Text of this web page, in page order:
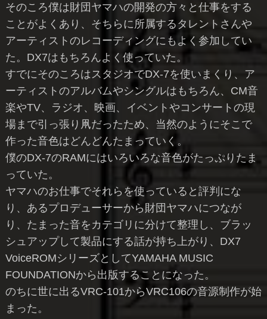
そのころ僕は財団ヤマハの開発の方々と仕事をする
ことがよくあり、そちらに所属するタレントさんや
アーティストのレコーディングにもよく参加してい
た。DX7はもちろんよく使っていた。
すでにそのころはスタジオでDX-7を使いまくり、ア
ーティストのアルバムやシングルはもちろん、CM音
楽やTV、ラジオ、映画、イベントやコンサートの現
場まで引っ張り凧だったため、当然のようにそこで
作った音色はどんどんたまっていく。
僕のDX-7のRAMにはいろいろな音色がたっぷりたま
っていた。
ヤマハのお仕事でそれらを使っていると評判にな
り、あるプロデューサーから財団ヤマハにつなが
り、たまった音をカテゴリに分けて整理し、ブラッ
シュアップして製品にする話が持ち上がり、DX7
VoiceROMシリーズとしてYAMAHA MUSIC
FOUNDATIONから出版することになった。
のちに世に出るVRC-101からVRC106の音源制作が始
まった。